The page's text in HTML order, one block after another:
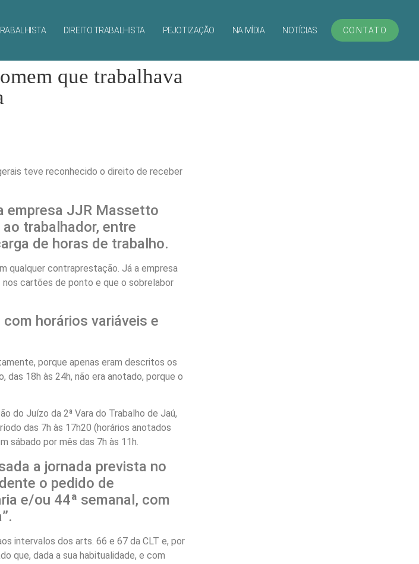
DIREITO TRABALHISTA PEJOTIZAÇÃO NA MÍDIA NOTÍCIAS CONTATO
que trabalhava
teve reconhecido o direito de receber
empresa JJR Massetto
trabalhador, entre
de horas de trabalho.
qualquer contraprestação. Já a empresa
nos cartões de ponto e que o sobrelabor
horários variáveis e
porque apenas eram descritos os
18h às 24h, não era anotado, porque o
do Juízo da 2ª Vara do Trabalho de Jaú,
das 7h às 17h20 (horários anotados
sábado por mês das 7h às 11h.
a jornada prevista no
o pedido de
e/ou 44ª semanal, com
intervalos dos arts. 66 e 67 da CLT e, por
que, dada a sua habitualidade, e com